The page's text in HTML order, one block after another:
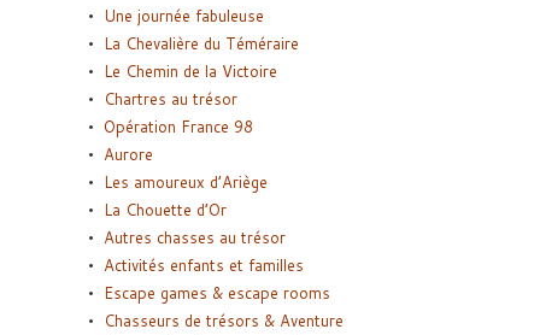
Une journée fabuleuse
La Chevalière du Téméraire
Le Chemin de la Victoire
Chartres au trésor
Opération France 98
Aurore
Les amoureux d’Ariège
La Chouette d’Or
Autres chasses au trésor
Activités enfants et familles
Escape games & escape rooms
Chasseurs de trésors & Aventure